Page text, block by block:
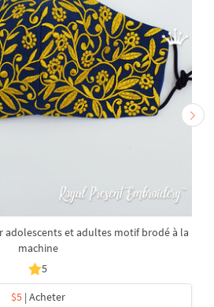
adolescents et adultes motif brodé à la
machine
5
$5| Acheter